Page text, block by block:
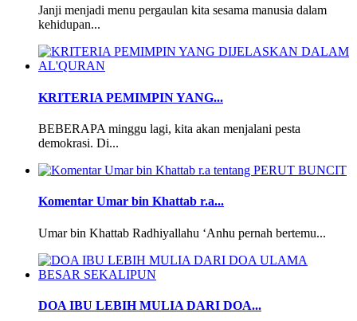
Janji menjadi menu pergaulan kita sesama manusia dalam
kehidupan...
KRITERIA PEMIMPIN YANG...
BEBERAPA minggu lagi, kita akan menjalani pesta
demokrasi. Di...
Komentar Umar bin Khattab r.a...
Umar bin Khattab Radhiyallahu ‘Anhu pernah bertemu...
DOA IBU LEBIH MULIA DARI DOA...